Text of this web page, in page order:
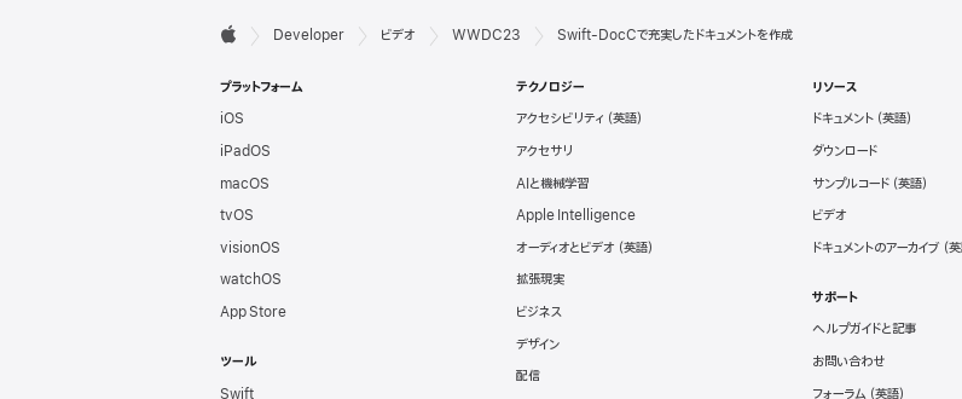
デ
ベ
ロ
ッ
パ
向
け

Developer ビデオ WWDC23 Swift-DocCで充実したドキュメントを作成
プラットフォーム
iOS
iPadOS
macOS
tvOS
visionOS
watchOS
App Store
ツール
Swift
テクノロジー
アクセシビリティ
アクセサリ
AIと機械学習
Apple Intelligence
オーディオとビデオ
拡張現実
ビジネス
デザイン
配信
リソース
ドキュメント
ダウンロード
サンプルコード
ビデオ
ドキュメントのアーカイブ
サポート
ヘルプガイドと記事
お問い合わせ
フォーラム